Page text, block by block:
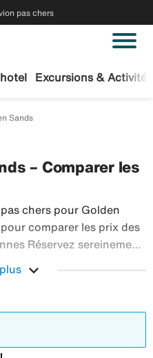
pas chers
Excursions & Activités
Sands
– Comparer les
chers pour Golden
comparer les prix des
Réservez sereinement
à destination du monde
vols pas chers pour
expand_more